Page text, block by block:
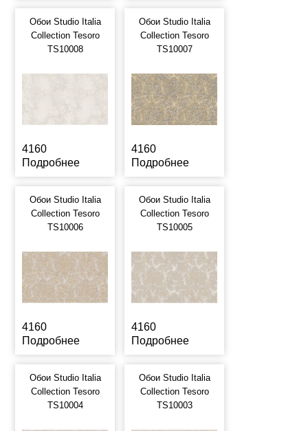
Обои Studio Italia
Collection Tesoro
TS10008
4160
Подробнее
Обои Studio Italia
Collection Tesoro
TS10007
4160
Подробнее
Обои Studio Italia
Collection Tesoro
TS10006
4160
Подробнее
Обои Studio Italia
Collection Tesoro
TS10005
4160
Подробнее
Обои Studio Italia
Collection Tesoro
TS10004
Обои Studio Italia
Collection Tesoro
TS10003